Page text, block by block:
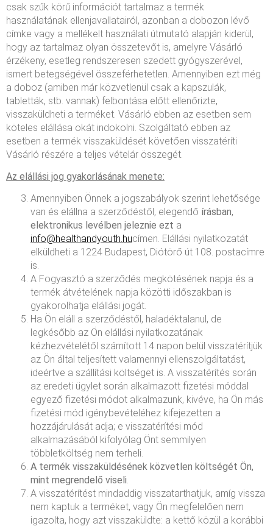
csak szűk körű információt tartalmaz a termék
használatának ellenjavallatairól, azonban a dobozon lévő
címke vagy a mellékelt használati útmutató alapján kiderül,
hogy az tartalmaz olyan összetevőt is, amelyre Vásárló
érzékeny, esetleg rendszeresen szedett gyógyszerével,
ismert betegségével összeférhetetlen. Amennyiben ezt még
a doboz (amiben már közvetlenül csak a kapszulák,
tabletták, stb. vannak) felbontása előtt ellenőrizte,
visszaküldheti a terméket. Vásárló ebben az esetben sem
köteles elállása okát indokolni. Szolgáltató ebben az
esetben a termék visszaküldését követően visszatéríti
Vásárló részére a teljes vételár összegét.
Az elállási jog gyakorlásának menete:
Amennyiben Önnek a jogszabályok szerint lehetősége
van és elállna a szerződéstől, elegendő írásban,
elektronikus levélben jeleznie ezt a
info@healthandyouth.hucímen. Elállási nyilatkozatát
elküldheti a 1224 Budapest, Diótörő út 108. postacímre
is.
A Fogyasztó a szerződés megkötésének napja és a
termék átvételének napja közötti időszakban is
gyakorolhatja elállási jogát.
Ha Ön eláll a szerződéstől, haladéktalanul, de
legkésőbb az Ön elállási nyilatkozatának
kézhezvételétől számított 14 napon belül visszatérítjük
az Ön által teljesített valamennyi ellenszolgáltatást,
ideértve a szállítási költséget is. A visszatérítés során
az eredeti ügylet során alkalmazott fizetési móddal
egyező fizetési módot alkalmazunk, kivéve, ha Ön más
fizetési mód igénybevételéhez kifejezetten a
hozzájárulását adja; e visszatérítési mód
alkalmazásából kifolyólag Önt semmilyen
többletköltség nem terheli.
A termék visszaküldésének közvetlen költségét Ön,
mint megrendelő viseli.
A visszatérítést mindaddig visszatarthatjuk, amíg vissza
nem kaptuk a terméket, vagy Ön megfelelően nem
igazolta, hogy azt visszaküldte: a kettő közül a korábbi